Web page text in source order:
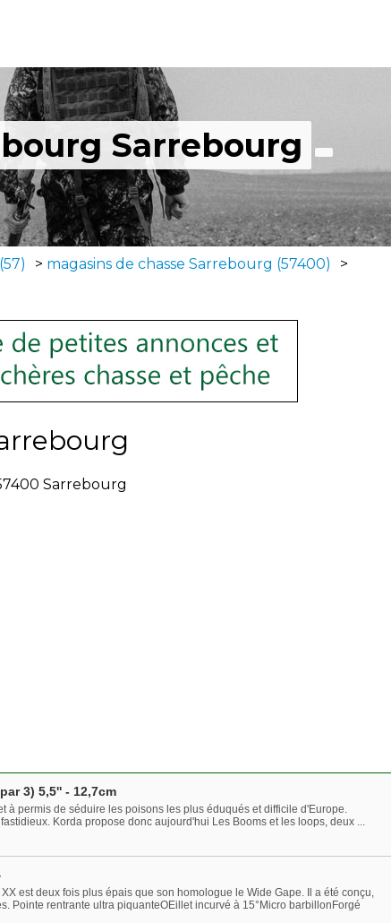
Sarrebourg
> magasins de chasse Sarrebourg (57400)
>
Sarrebourg
3) 5,5'' - 12,7cm
à permis de séduire les poisons les plus éduqués et difficile d'Europe.
Korda propose donc aujourd'hui Les Booms et les loops, deux ...
est deux fois plus épais que son homologue le Wide Gape. Il a été conçu,
Pointe rentrante ultra piquanteOEillet incurvé à 15°Micro barbillonForgé